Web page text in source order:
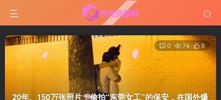
20年、150万张照片：偷拍“东莞女工”的保安，在国外爆
0 74 5